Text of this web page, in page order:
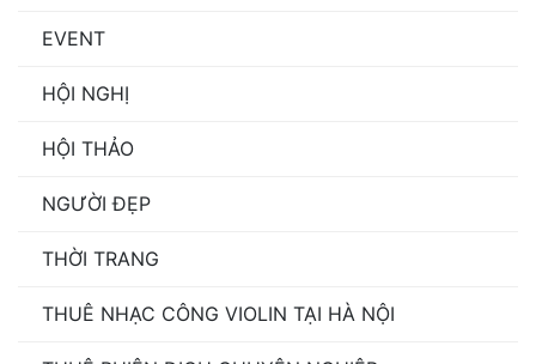
EVENT
HỘI NGHỊ
HỘI THẢO
NGƯỜI ĐẸP
THỜI TRANG
THUÊ NHẠC CÔNG VIOLIN TẠI HÀ NỘI